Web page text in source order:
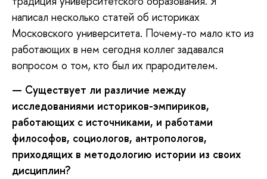
написал несколько статей об историках
Московского университета. Почему-то мало кто из
работающих в нем сегодня коллег задавался
вопросом о том, кто был их прародителем.
— Существует ли различие между
исследованиями историков-эмпириков,
работающих с источниками, и работами
философов, социологов, антропологов,
приходящих в методологию истории из своих
дисциплин?